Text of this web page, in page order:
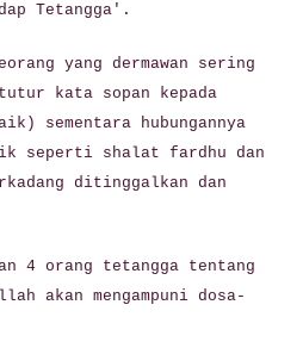
Tetangga'.
yang dermawan sering
kata sopan kepada
sementara hubungannya
seperti shalat fardhu dan
ditinggalkan dan
4 orang tetangga tentang
akan mengampuni dosa-